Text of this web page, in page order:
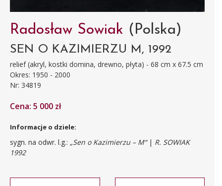
Radosław Sowiak (Polska)
SEN O KAZIMIERZU M, 1992
relief (akryl, kostki domina, drewno, płyta) - 68 cm x 67.5 cm
Okres: 1950 - 2000
Nr: 34819
Cena: 5 000 zł
Informacje o dziele:
sygn. na odwr. l.g.: „Sen o Kazimierzu – M“| R. SOWIAK
1992